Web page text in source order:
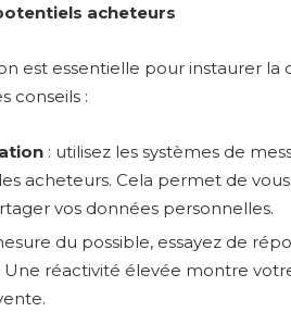
acheteurs
est essentielle pour instaurer
conseils :
: utilisez les systèmes de
acheteurs. Cela permet de
vos données personnelles.
du possible, essayez de
réactivité élevée montre